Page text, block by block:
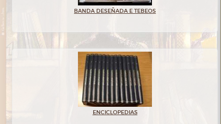
BANDA DESEÑADA E TEBEOS
ENCICLOPEDIAS